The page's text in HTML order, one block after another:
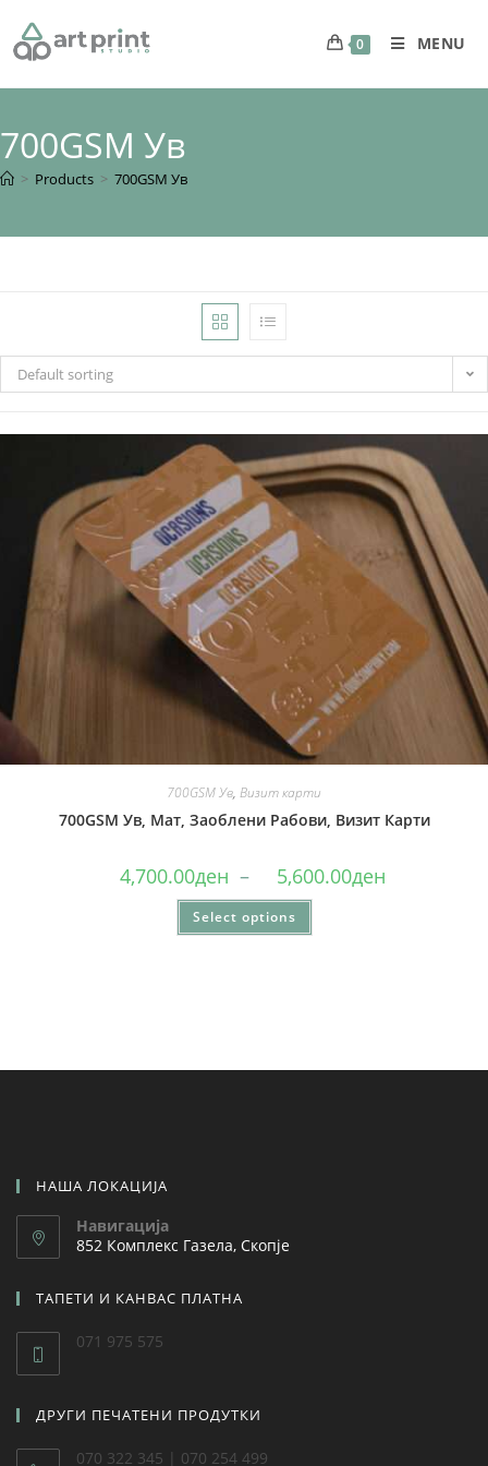
0 MENU
700GSM Ув
> Products > 700GSM Ув
Default sorting
700GSM Ув, Визит карти
700GSM Ув, Мат, Заоблени Рабови, Визит Карти
4,700.00ден – 5,600.00ден
Select options
НАША ЛОКАЦИЈА
Навигација
852 Комплекс Газела, Скопје
ТАПЕТИ И КАНВАС ПЛАТНА
071 975 575
ДРУГИ ПЕЧАТЕНИ ПРОДУТКИ
070 322 345 | 070 254 499